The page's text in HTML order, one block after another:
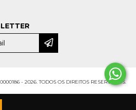
- 2026. TODOS OS DIREITOS RESERVADOS.